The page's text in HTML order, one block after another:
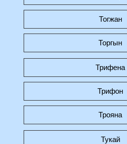
Тогжан
Торгын
Трифена
Трифон
Трояна
Тукай